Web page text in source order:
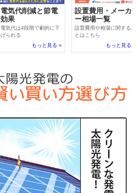
電気代削減と節電
効果
電気代は4段階で劇的に下
げられる
もっと見る »
設置費用・メーカ
ー相場一覧
設置費用や相場に関するこ
とはこちら
もっと見る »